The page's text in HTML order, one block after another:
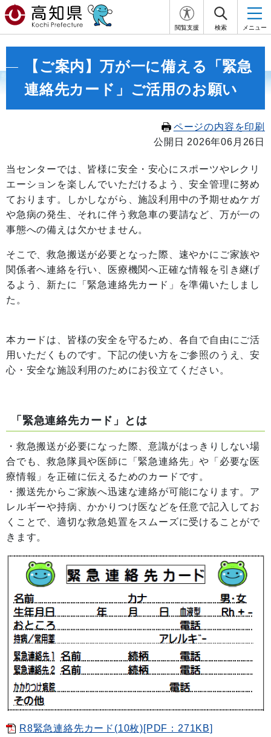
閲覧支援 検索 メニュー
【ご案内】万が一に備える「緊急
連絡先カード」ご活用のお願い
ページの内容を印刷
公開日 2026年06月26日
当センターでは、皆様に安全・安心にスポーツやレクリ
エーションを楽しんでいただけるよう、安全管理に努め
ております。しかしながら、施設利用中の予期せぬケガ
や急病の発生、それに伴う救急車の要請など、万が一の
事態への備えは欠かせません。
そこで、救急搬送が必要となった際、速やかにご家族や
関係者へ連絡を行い、医療機関へ正確な情報を引き継げ
るよう、新たに「緊急連絡先カード」を準備いたしまし
た。
本カードは、皆様の安全を守るため、各自で自由にご活
用いただくものです。下記の使い方をご参照のうえ、安
心・安全な施設利用のためにお役立てください。
「緊急連絡先カード」とは
・救急搬送が必要になった際、意識がはっきりしない場
合でも、救急隊員や医師に「緊急連絡先」や「必要な医
療情報」を正確に伝えるためのカードです。
・搬送先からご家族へ迅速な連絡が可能になります。ア
レルギーや持病、かかりつけ医などを任意で記入してお
くことで、適切な救急処置をスムーズに受けることがで
きます。
R8緊急連絡先カード(10枚)[PDF：271KB]